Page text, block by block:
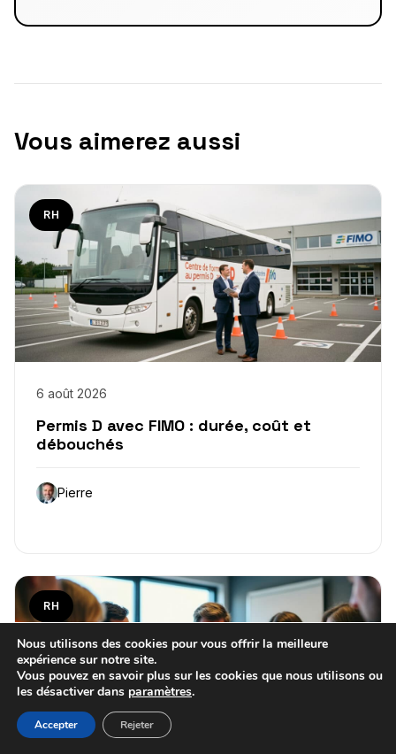
Vous aimerez aussi
RH
6 août 2026
Permis D avec FIMO : durée, coût et
débouchés
Pierre
RH
Nous utilisons des cookies pour vous offrir la meilleure
expérience sur notre site.
Vous pouvez en savoir plus sur les cookies que nous utilisons ou
les désactiver dans paramètres.
Accepter Rejeter